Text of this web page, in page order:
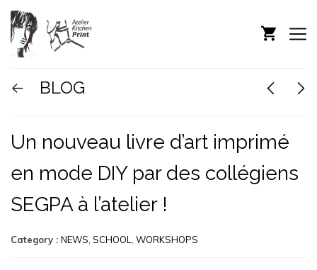
BLOG
Un nouveau livre d’art imprimé
en mode DIY par des collégiens
SEGPA à l’atelier !
Category : NEWS, SCHOOL, WORKSHOPS